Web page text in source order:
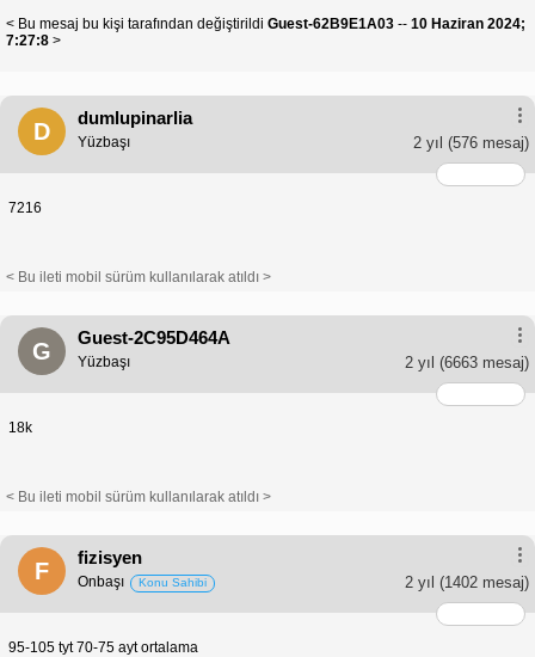
< Bu mesaj bu kişi tarafından değiştirildi Guest-62B9E1A03 -- 10 Haziran 2024;
7:27:8 >
D
dumlupinarlia
2 yıl (576 mesaj)
Yüzbaşı
7216
< Bu ileti mobil sürüm kullanılarak atıldı >
G
Guest-2C95D464A
2 yıl (6663 mesaj)
Yüzbaşı
18k
< Bu ileti mobil sürüm kullanılarak atıldı >
F
fizisyen
2 yıl (1402 mesaj)
Onbaşı Konu Sahibi
95-105 tyt 70-75 ayt ortalama